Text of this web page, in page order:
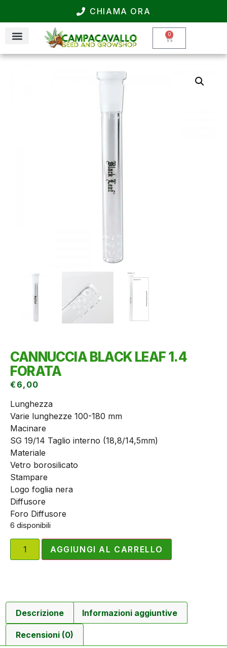
CHIAMA ORA
0
CANNUCCIA BLACK LEAF 1.4
FORATA
€ 6,00
Lunghezza
Varie lunghezze 100-180 mm
Macinare
SG 19/14 Taglio interno (18,8/14,5mm)
Materiale
Vetro borosilicato
Stampare
Logo foglia nera
Diffusore
Foro Diffusore
6 disponibili
AGGIUNGI AL CARRELLO
Descrizione Informazioni aggiuntive
Recensioni (0)